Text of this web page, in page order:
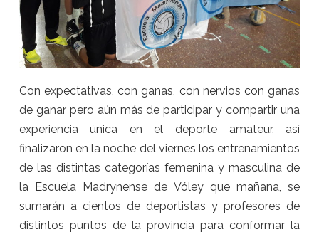
Con expectativas, con ganas, con nervios con ganas
de ganar pero aún más de participar y compartir una
experiencia única en el deporte amateur, así
finalizaron en la noche del viernes los entrenamientos
de las distintas categorías femenina y masculina de
la Escuela Madrynense de Vóley que mañana, se
sumarán a cientos de deportistas y profesores de
distintos puntos de la provincia para conformar la